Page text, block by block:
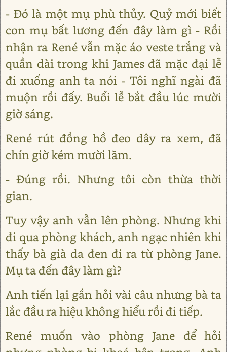
- Đó là một mụ phù thủy. Quỷ mới biết
con mụ bất lương đến đây làm gì - Rồi
nhận ra René vẫn mặc áo veste trắng và
quần dài trong khi James đã mặc đại lễ
đi xuống anh ta nói - Tôi nghĩ ngài đã
muộn rồi đấy. Buổi lễ bắt đầu lúc mười
giờ sáng.
René rút đồng hồ đeo dây ra xem, đã
chín giờ kém mười lăm.
- Đúng rồi. Nhưng tôi còn thừa thời
gian.
Tuy vậy anh vẫn lên phòng. Nhưng khi
đi qua phòng khách, anh ngạc nhiên khi
thấy bà già da đen đi ra từ phòng Jane.
Mụ ta đến đây làm gì?
Anh tiến lại gần hỏi vài câu nhưng bà ta
lắc đầu ra hiệu không hiểu rồi đi tiếp.
René muốn vào phòng Jane để hỏi